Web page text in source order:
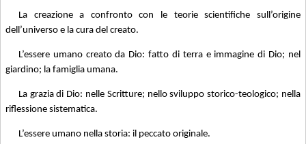
La creazione a confronto con le teorie scientifiche sull’origine
dell’universo e la cura del creato.
L’essere umano creato da Dio: fatto di terra e immagine di Dio; nel
giardino; la famiglia umana.
La grazia di Dio: nelle Scritture; nello sviluppo storico-teologico; nella
riflessione sistematica.
L’essere umano nella storia: il peccato originale.